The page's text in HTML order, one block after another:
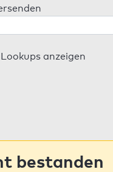
anzeigen
bestanden